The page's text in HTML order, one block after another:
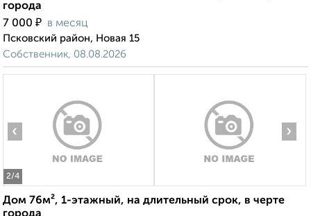
города
7 000 ₽ в месяц
Псковский район, Новая 15
Собственник, 08.08.2026
2/4
‹ ›
Дом 76м², 1-этажный, на длительный срок, в черте